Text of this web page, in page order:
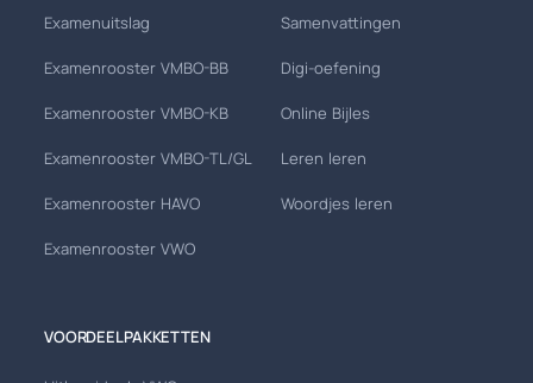
Examenuitslag
Examenrooster VMBO-BB
Examenrooster VMBO-KB
Examenrooster VMBO-TL/GL
Examenrooster HAVO
Examenrooster VWO
Samenvattingen
Digi-oefening
Online Bijles
Leren leren
Woordjes leren
VOORDEELPAKKETTEN